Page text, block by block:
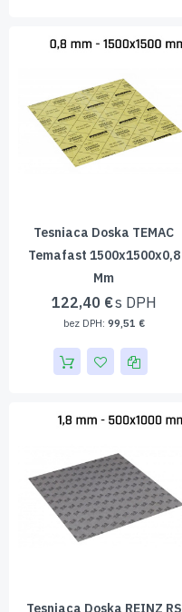
Tesniaca Doska TEMAC
Temafast 1500x1500x0,8
Mm
122,40 €
99,51 €
Tesniaca Doska REINZ RS